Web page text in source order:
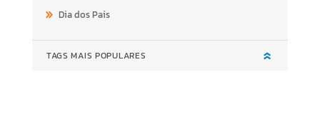
Dia dos Pais
TAGS MAIS POPULARES